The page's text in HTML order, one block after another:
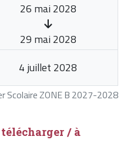
Scolaire ZONE B 2027-2028
26 mai 2028
29 mai 2028
4 juillet 2028
/ à